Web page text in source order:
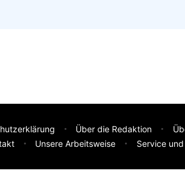
Über die Redaktion
Unsere Arbeitsweise Service